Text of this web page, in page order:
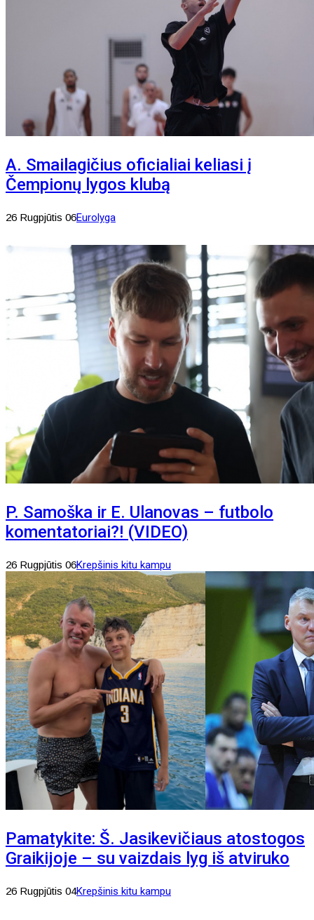
A. Smailagičius oficialiai keliasi į
Čempionų lygos klubą
26 Rugpjūtis 06Eurolyga
P. Samoška ir E. Ulanovas – futbolo
komentatoriai?! (VIDEO)
26 Rugpjūtis 06Krepšinis kitu kampu
Pamatykite: Š. Jasikevičiaus atostogos
Graikijoje – su vaizdais lyg iš atviruko
26 Rugpjūtis 04Krepšinis kitu kampu